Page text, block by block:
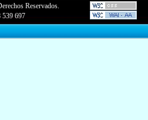
Reservados.
539 697